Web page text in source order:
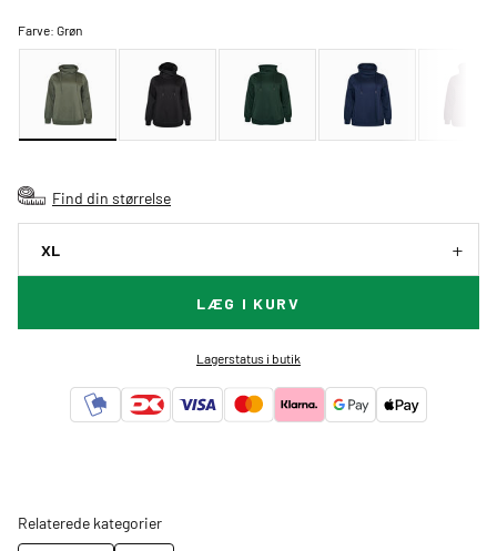
Farve:Grøn
Find din størrelse
XL
LÆG I KURV
Lagerstatus i butik
Relaterede kategorier